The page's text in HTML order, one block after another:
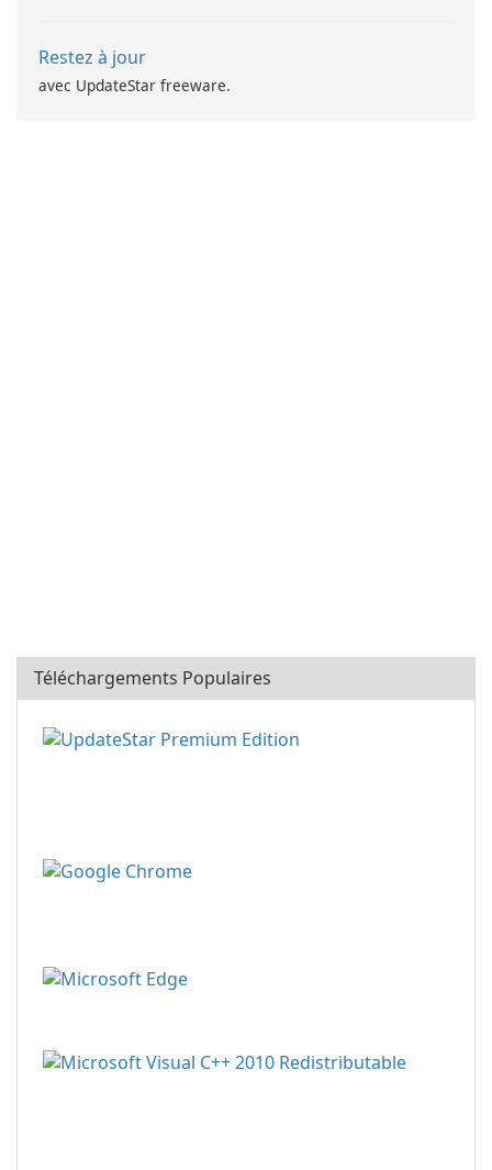
Restez à jour
avec UpdateStar freeware.
Téléchargements Populaires